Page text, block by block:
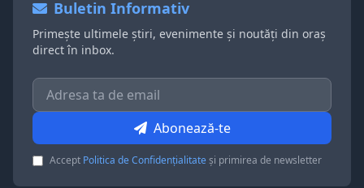
Buletin Informativ
Primește ultimele știri, evenimente și noutăți din oraș
direct în inbox.
Abonează-te
Accept Politica de Confidențialitateși primirea de newsletter